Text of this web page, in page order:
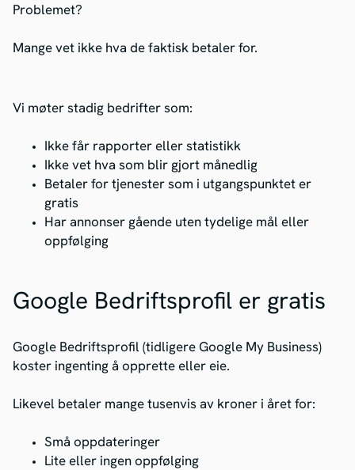
Problemet?
Mange vet ikke hva de faktisk betaler for.
Vi møter stadig bedrifter som:
Ikke får rapporter eller statistikk
Ikke vet hva som blir gjort månedlig
Betaler for tjenester som i utgangspunktet er
gratis
Har annonser gående uten tydelige mål eller
oppfølging
Google Bedriftsprofil er gratis
Google Bedriftsprofil (tidligere Google My Business)
koster ingenting å opprette eller eie.
Likevel betaler mange tusenvis av kroner i året for:
Små oppdateringer
Lite eller ingen oppfølging